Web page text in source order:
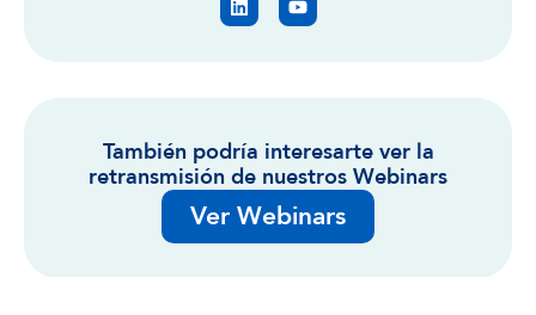
También podría interesarte ver la
retransmisión de nuestros Webinars
Ver Webinars